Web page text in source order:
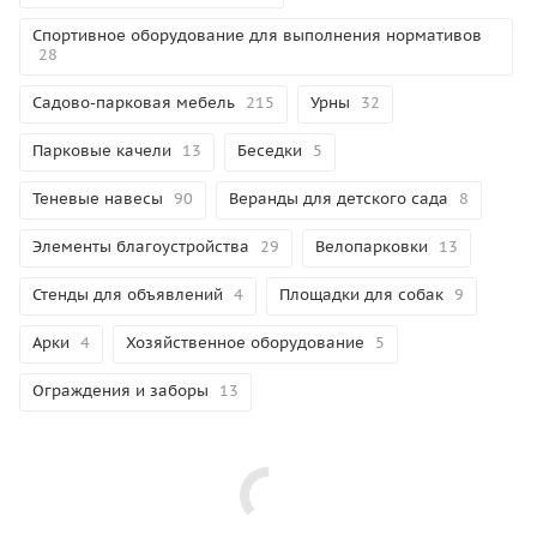
Спортивное оборудование для выполнения нормативов
28
Садово-парковая мебель 215 Урны 32
Парковые качели 13 Беседки 5
Теневые навесы 90 Веранды для детского сада 8
Элементы благоустройства 29 Велопарковки 13
Стенды для объявлений 4 Площадки для собак 9
Арки 4 Хозяйственное оборудование 5
Ограждения и заборы 13